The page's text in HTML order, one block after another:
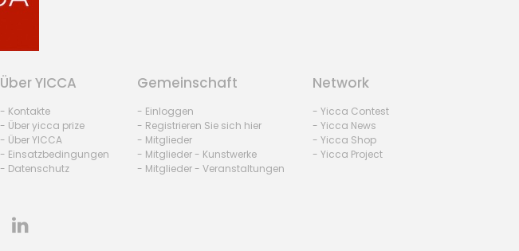
Über YICCA
- Kontakte
- Über yicca prize
- Über YICCA
- Einsatzbedingungen
- Datenschutz
Gemeinschaft
- Einloggen
- Registrieren Sie sich hier
- Mitglieder
- Mitglieder - Kunstwerke
- Mitglieder - Veranstaltungen
Network
- Yicca Contest
- Yicca News
- Yicca Shop
- Yicca Project